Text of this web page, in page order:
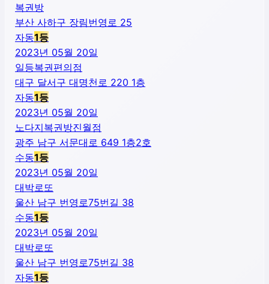
복권방
부산 사하구 장림번영로 25
자동1등
2023년 05월 20일
일등복권편의점
대구 달서구 대명천로 220 1층
자동1등
2023년 05월 20일
노다지복권방진월점
광주 남구 서문대로 649 1층2호
수동1등
2023년 05월 20일
대박로또
울산 남구 번영로75번길 38
수동1등
2023년 05월 20일
대박로또
울산 남구 번영로75번길 38
자동1등